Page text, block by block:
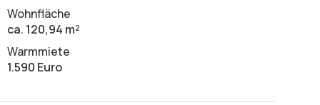
Wohnfläche
ca. 120,94 m²
Warmmiete
1.590 Euro